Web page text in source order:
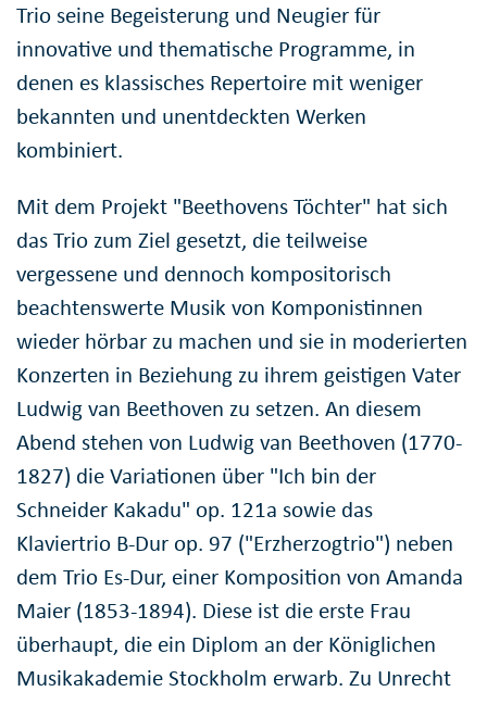
Trio seine Begeisterung und Neugier für
innovative und thematische Programme, in
denen es klassisches Repertoire mit weniger
bekannten und unentdeckten Werken
kombiniert.
Mit dem Projekt "Beethovens Töchter" hat sich
das Trio zum Ziel gesetzt, die teilweise
vergessene und dennoch kompositorisch
beachtenswerte Musik von Komponistinnen
wieder hörbar zu machen und sie in moderierten
Konzerten in Beziehung zu ihrem geistigen Vater
Ludwig van Beethoven zu setzen. An diesem
Abend stehen von Ludwig van Beethoven (1770-
1827) die Variationen über "Ich bin der
Schneider Kakadu" op. 121a sowie das
Klaviertrio B-Dur op. 97 ("Erzherzogtrio") neben
dem Trio Es-Dur, einer Komposition von Amanda
Maier (1853-1894). Diese ist die erste Frau
überhaupt, die ein Diplom an der Königlichen
Musikakademie Stockholm erwarb. Zu Unrecht